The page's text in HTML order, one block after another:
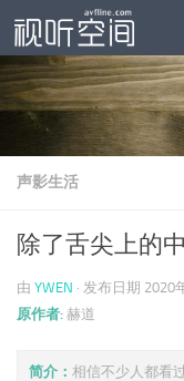
跳至内容
声影生活
除了舌尖上的
由 YWEN · 发布日期 2020
原作者: 赫道
简介： 相信不少人都看